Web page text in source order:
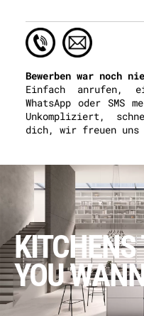
Bewerben war noch
Einfach anrufen,
WhatsApp oder SMS
Unkompliziert,
dich, wir freuen uns
YOU